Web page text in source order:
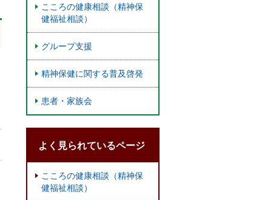
こころの健康相談（精神保
健福祉相談）
グループ支援
精神保健に関する普及啓発
患者・家族会
よく見られているページ
こころの健康相談（精神保
健福祉相談）